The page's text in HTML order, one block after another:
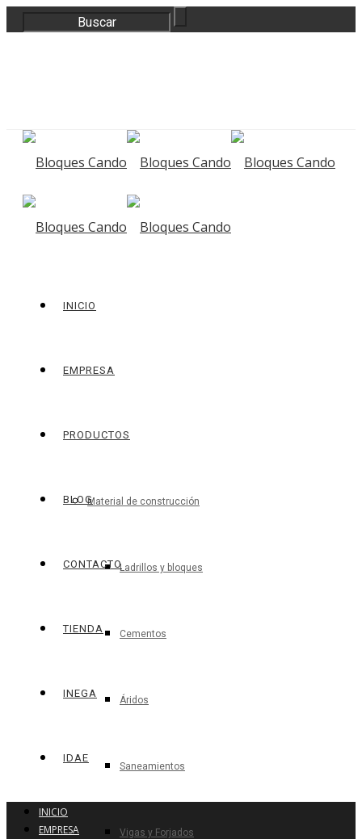
INICIO
EMPRESA
PRODUCTOS
Material de construcción
Ladrillos y bloques
Cementos
Áridos
Saneamientos
Vigas y Forjados
BLOG
CONTACTO
TIENDA
INEGA
IDAE
INICIO
EMPRESA